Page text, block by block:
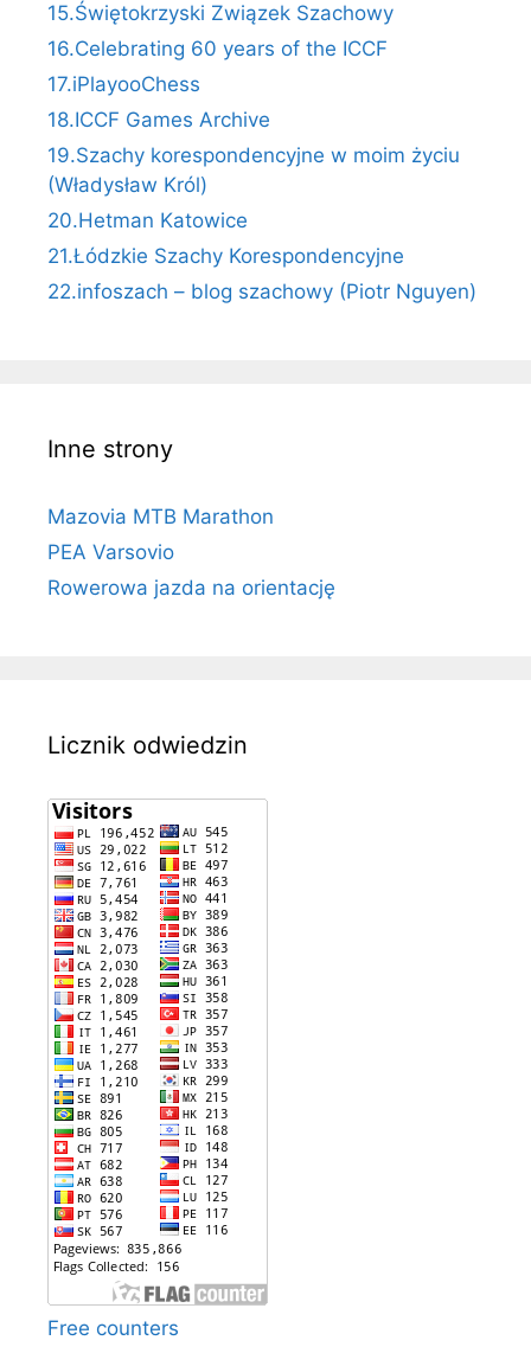
15.Świętokrzyski Związek Szachowy
16.Celebrating 60 years of the ICCF
17.iPlayooChess
18.ICCF Games Archive
19.Szachy korespondencyjne w moim życiu
(Władysław Król)
20.Hetman Katowice
21.Łódzkie Szachy Korespondencyjne
22.infoszach – blog szachowy (Piotr Nguyen)
Inne strony
Mazovia MTB Marathon
PEA Varsovio
Rowerowa jazda na orientację
Licznik odwiedzin
Free counters